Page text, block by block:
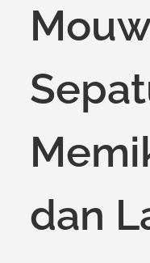
dan